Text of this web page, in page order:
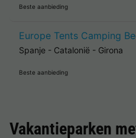
Beste aanbieding
Europe Tents Camping
Spanje - Catalonië - Girona
Beste aanbieding
Vakantieparken